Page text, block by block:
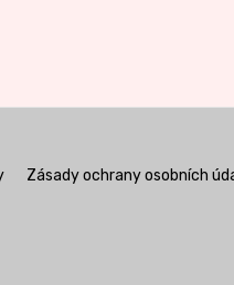
Zásady ochrany osobních